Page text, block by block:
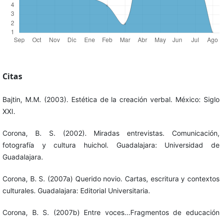
Citas
Bajtin, M.M. (2003). Estética de la creación verbal. México: Siglo
XXI.
Corona, B. S. (2002). Miradas entrevistas. Comunicación,
fotografía y cultura huichol. Guadalajara: Universidad de
Guadalajara.
Corona, B. S. (2007a) Querido novio. Cartas, escritura y contextos
culturales. Guadalajara: Editorial Universitaria.
Corona, B. S. (2007b) Entre voces...Fragmentos de educación